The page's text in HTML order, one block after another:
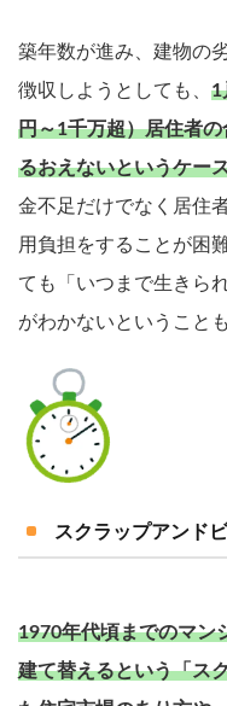
築年数が進み、建物の
徴収しようとしても、 1
円～1千万超）居住者
るおえないというケー
金不足だけでなく居住
用負担をすることが困
ても「いつまで生きら
がわかないということ
スクラップアンド
1970年代頃までのマン
建て替えるという「ス